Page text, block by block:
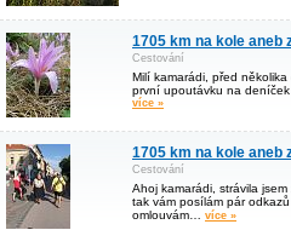
1705 km na kole aneb
Cestování
Milí kamarádi, před
první upoutávku na
více »
1705 km na kole aneb
Cestování
Ahoj kamarádi, strávila
tak vám posílám pár
omlouvám… více »